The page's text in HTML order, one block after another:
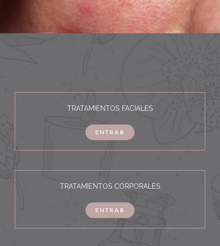
TRATAMIENTOS FACIALES
ENTRAR
TRATAMIENTOS CORPORALES
ENTRAR